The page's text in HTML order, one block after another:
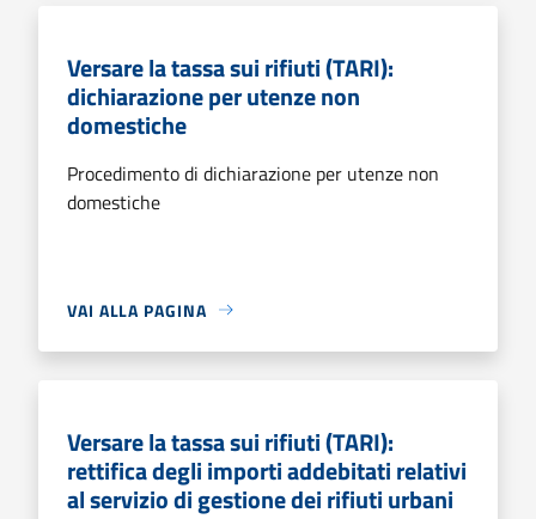
Versare la tassa sui rifiuti (TARI):
dichiarazione per utenze non
domestiche
Procedimento di dichiarazione per utenze non
domestiche
VAI ALLA PAGINA
Versare la tassa sui rifiuti (TARI):
rettifica degli importi addebitati relativi
al servizio di gestione dei rifiuti urbani